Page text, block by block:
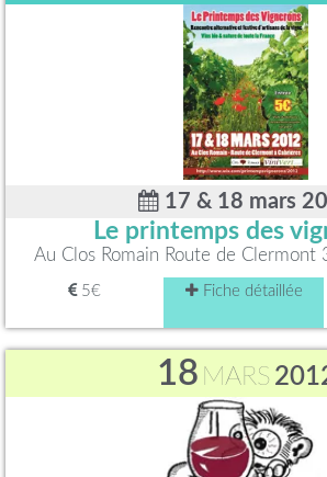
17 & 18 mars
Le printemps des
Au Clos Romain Route de Clermont
5€ Fiche détaillée
18 MARS